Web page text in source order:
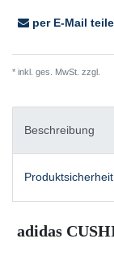
per E-Mail
* inkl. ges. MwSt. zzgl.
Beschreibung
Produktsicherheit
adidas